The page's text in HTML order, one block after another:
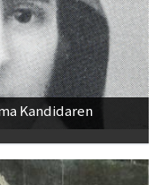
Kandidaren